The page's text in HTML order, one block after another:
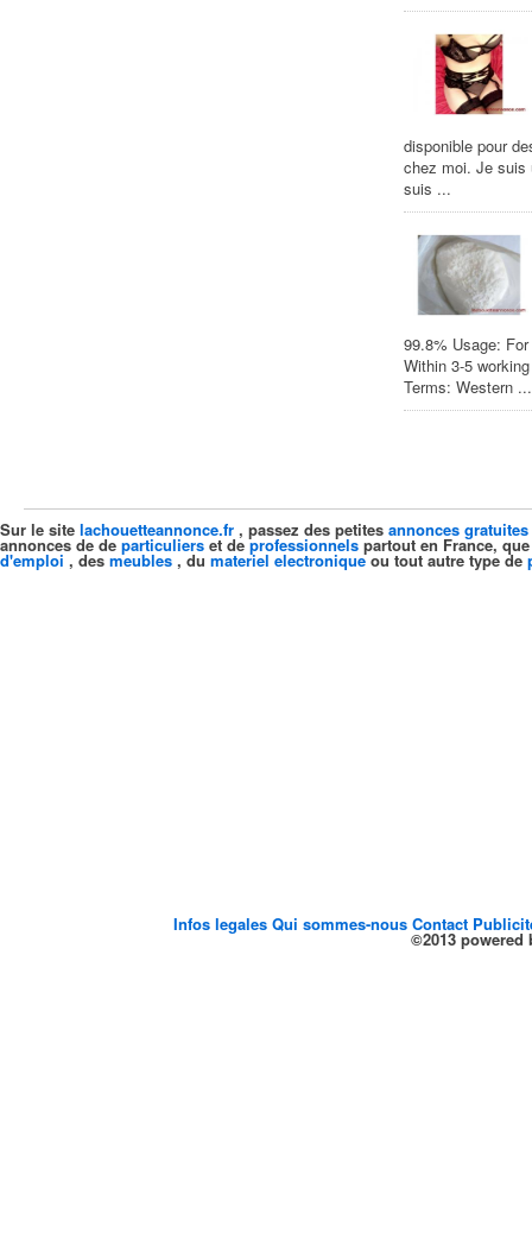
disponible pour
chez moi. Je suis
suis ...
99.8% Usage:
Within 3-5
Terms: Western ...
Sur le site lachouetteannonce.fr , passez des petites annonces gratuites
annonces de de particuliers et deprofessionnels partout en France,
d'emploi , des meubles , du materiel electroniqueou tout autre type de
Infos legalesQui sommes-nousContact
©2013 powered